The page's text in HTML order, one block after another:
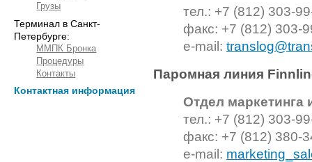
Грузы
Терминал в Санкт-
Петербурге:
ММПК Бронка
Процедуры
Контакты
Контактная информация
тел.: +7 (812) 303-
факс: +7 (812) 303-
e-mail:
Паромная линия
Отдел маркетинга
тел.: +7 (812) 303-
факс: +7 (812) 380-
e-mail: